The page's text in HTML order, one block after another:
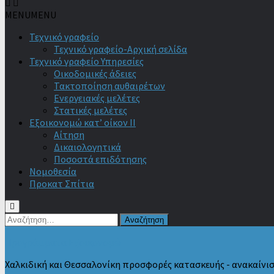
MENUMENU
Τεχνικό γραφείο
Τεχνικό γραφείο-Αρχική σελίδα
Τεχνικό γραφείο Υπηρεσίες
Οικοδομικές άδειες
Τακτοποίηση αυθαιρέτων
Ενεργειακές μελέτες
Στατικές μελέτες
Εξοικονομώ κατ’ οίκον II
Αίτηση
Δικαιολογητικά
Ποσοστά επιδότησης
Νομοθεσία
Προκατ Σπίτια
Αναζήτηση
Χαλκιδική και Θεσσαλονίκη προσφορές κατασκευής -